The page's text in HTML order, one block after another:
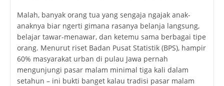
Malah, banyak orang tua yang sengaja ngajak anak-
anaknya biar ngerti gimana rasanya belanja langsung,
belajar tawar-menawar, dan ketemu sama berbagai tipe
orang. Menurut riset Badan Pusat Statistik (BPS), hampir
60% masyarakat urban di pulau Jawa pernah
mengunjungi pasar malam minimal tiga kali dalam
setahun – ini bukti banget kalau tradisi pasar malam